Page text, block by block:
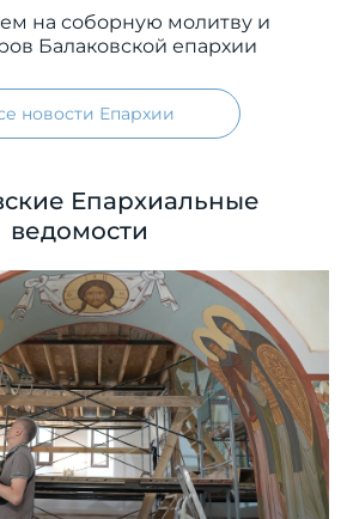
на соборную молитву и
Балаковской епархии
новости Епархии
Епархиальные
ведомости